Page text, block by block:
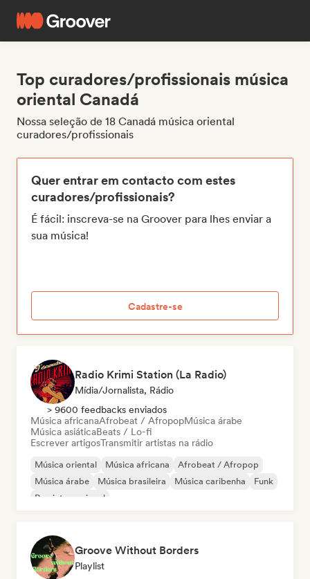
Top curadores/profissionais música
oriental Canadá
Nossa seleção de 18 Canadá música oriental
curadores/profissionais
Quer entrar em contacto com estes
curadores/profissionais?
É fácil: inscreva-se na Groover para lhes enviar a
sua música!
Cadastre-se
Radio Krimi Station (La Radio)
Mídia/Jornalista, Rádio
> 9600 feedbacks enviados
Música africanaAfrobeat / AfropopMúsica árabe
Música asiáticaBeats / Lo-fi
Escrever artigosTransmitir artistas na rádio
Música oriental Música africana
Afrobeat / Afropop
Música árabe
Música brasileira Música caribenha
Funk
Rap internacional
Groove Without Borders
Playlist